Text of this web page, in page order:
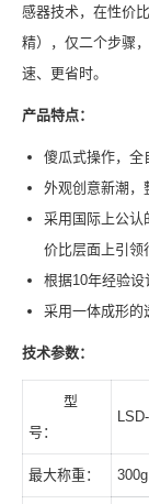
感器技术，在性价
精），仅二个步骤
速、更省时。
产品特点：
傻瓜式操作，全
外观创意新潮，
采用国际上公认
价比层面上引领
根据10年经验设
采用一体成形的
技术参数：
型
号：
最大称重： 300g